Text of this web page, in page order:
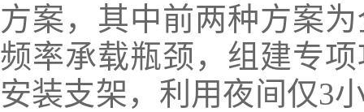
方案，其中前两种方案
频率承载瓶颈，组建专
安装支架，利用夜间仅3